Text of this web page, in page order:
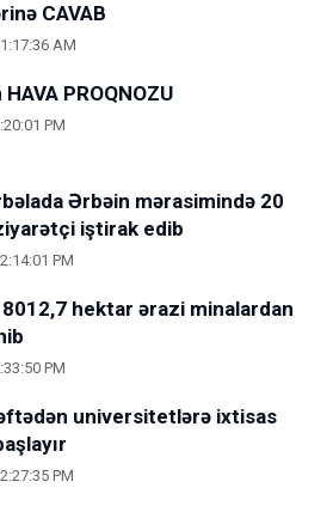
CAVAB
AM
HAVA PROQNOZU
PM
Ərbəin mərasimində 20
iştirak edib
PM
8012,7 hektar ərazi minalardan
PM
universitetlərə ixtisas
PM